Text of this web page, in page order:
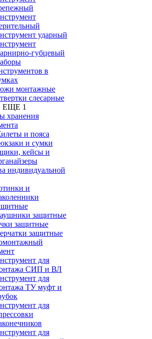
ударный
губцевый
в
монтажные
слесарные
ЕЩЕ 1
хранения
и пояса
и сумки
кейсы и
индивидуальной
и
защитные
защитные
защитные
для
СИП и ВЛ
для
ТУ муфт и
для
для